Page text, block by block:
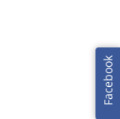
Facebook